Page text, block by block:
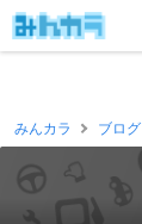
みんカラ ブログ